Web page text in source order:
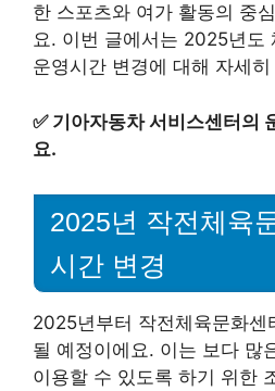
한 스포츠와 여가 활동의 중
요. 이번 글에서는 2025년도
운영시간 변경에 대해 자세
✅ 기아자동차 서비스센터의
요.
2025년 작전체육
시간 변경
2025년부터 작전체육문화센
될 예정이에요. 이는 보다 많
이용할 수 있도록 하기 위한